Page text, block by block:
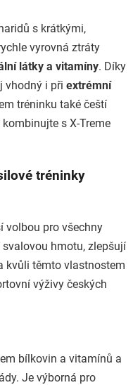
s krátkými,
vyrovná ztráty
látky a vitamíny. Díky
vhodný i při extrémní
tréninku také čeští
s X-Treme
tréninky
volbou pro všechny
hmotu, zlepšují
kvůli těmto vlastnostem
výživy českých
bílkovin a vitamínů a
Je výborná pro